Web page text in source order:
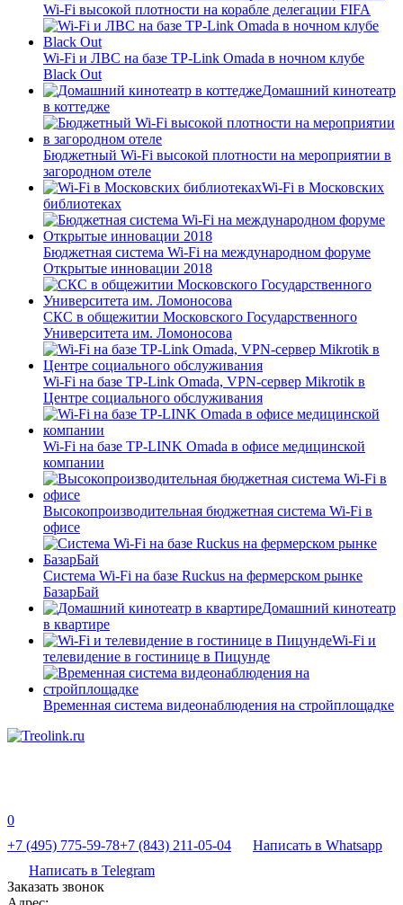
Wi-Fi высокой плотности на корабле делегации FIFA
Wi-Fi и ЛВС на базе TP-Link Omada в ночном клубе
Black Out
Домашний кинотеатр
в коттедже
Бюджетный Wi-Fi высокой плотности на мероприятии в
загородном отеле
Wi-Fi в Московских
библиотеках
Бюджетная система Wi-Fi на международном форуме
Открытые инновации 2018
СКС в общежитии Московского Государственного
Университета им. Ломоносова
Wi-Fi на базе TP-Link Omada, VPN-сервер Mikrotik в
Центре социального обслуживания
Wi-Fi на базе TP-LINK Omada в офисе медицинской
компании
Высокопроизводительная бюджетная система Wi-Fi в
офисе
Система Wi-Fi на базе Ruckus на фермерском рынке
БазарБай
Домашний кинотеатр
в квартире
Wi-Fi и
телевидение в гостинице в Пицунде
Временная система видеонаблюдения на стройплощадке
0
+7 (495) 775-59-78+7 (843) 211-05-04
Написать в Whatsapp
Написать в Telegram
Заказать звонок